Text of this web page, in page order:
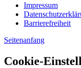
Impressum
Barrierefreiheit
Seitenanfang
Cookie-